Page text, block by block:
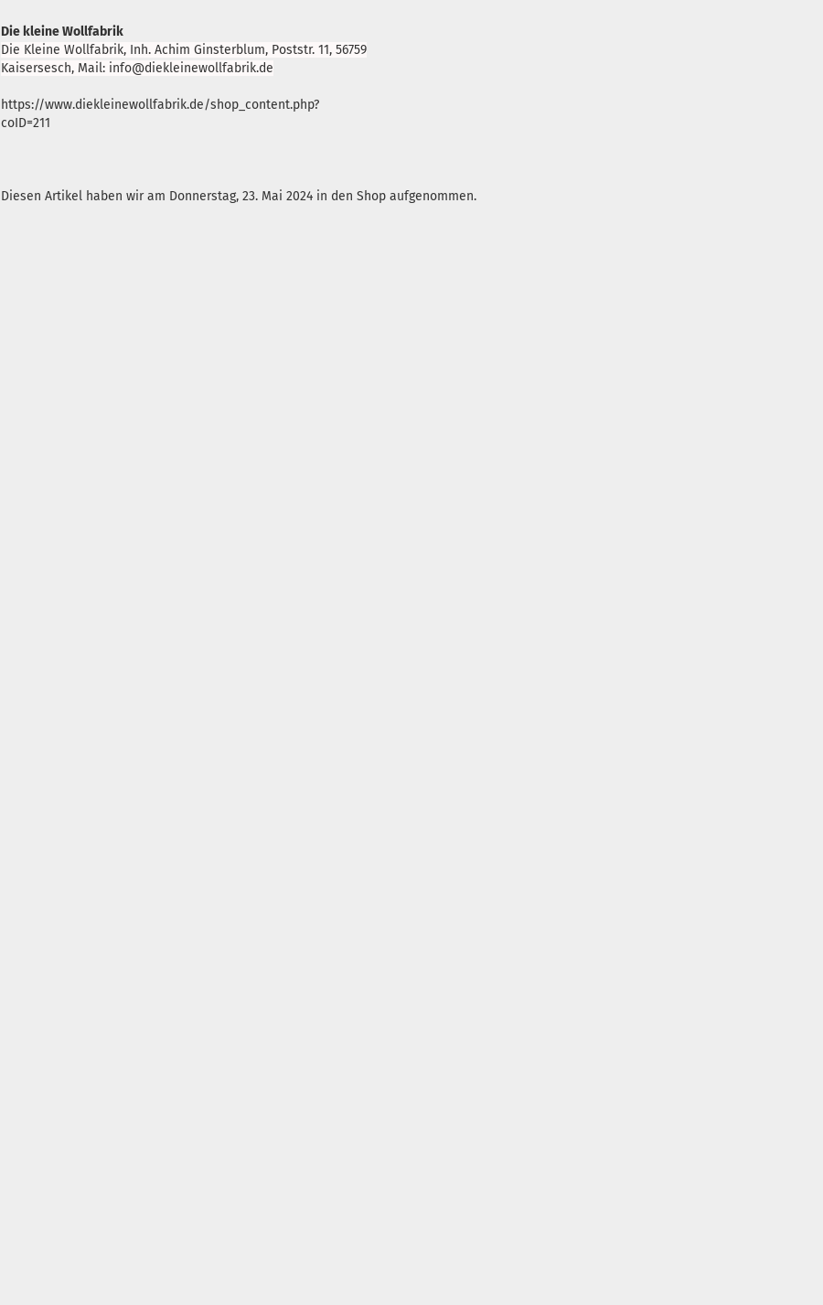
Die kleine Wollfabrik
Die Kleine Wollfabrik, Inh. Achim Ginsterblum, Poststr. 11, 56759
Kaisersesch, Mail: info@diekleinewollfabrik.de
https://www.diekleinewollfabrik.de/shop_content.php?
coID=211
Diesen Artikel haben wir am Donnerstag, 23. Mai 2024 in den Shop aufgenommen.